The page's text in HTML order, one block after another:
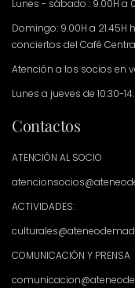
Lunes - sábado : 9.00H a
Domingo: 9.00H a
conciertos del Café
Atención a los socios en
Lunes a jueves de 10:30-
Contactos
ATENCIÓN AL SOCIO
ACTIVIDADES:
COMUNICACIÓN Y PRENSA